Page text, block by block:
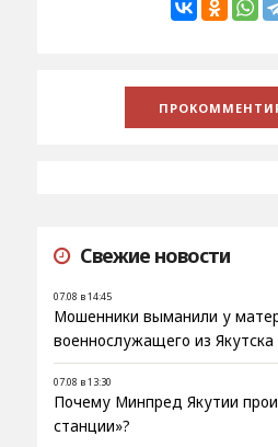
Свежие новости
07.08 в 14:45
Мошенники выманили у
военнослужащего из
07.08 в 13:30
Почему Минпред Якутии
станции»?